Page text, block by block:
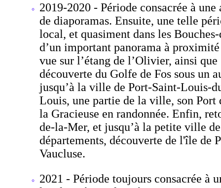
2019-2020 - Période consacrée à
de diaporamas. Ensuite, une telle
local, et quasiment dans les
d’un important panorama à
vue sur l’étang de l’Olivier, ainsi
découverte du Golfe de Fos sous un
jusqu’à la ville de Port-Saint-Louis-
Louis, une partie de la ville, son Port
la Gracieuse en randonnée. Enfin,
de-la-Mer, et jusqu’à la petite ville
départements, découverte de l'île de
Vaucluse.
2021 - Période toujours consacrée à